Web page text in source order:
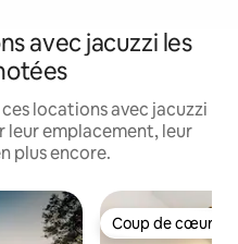
avec jacuzzi les
locations avec jacuzzi
leur emplacement, leur
plus encore.
Coup de cœur
Coup de cœur